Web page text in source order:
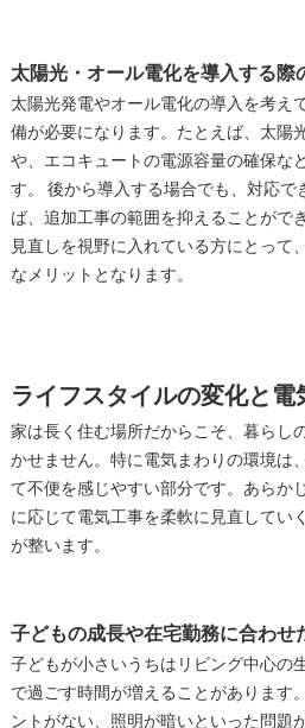
太陽光・オール電化を導入する際
太陽光発電やオール電化の導入を考え
備が必要になります。たとえば、太陽
や、エコキュートの電源容量の確保な
す。 後から導入する場合でも、対応
ば、追加工事の範囲を抑えることがで
見直しを視野に入れている方にとって
なメリットとなります。
ライフスタイルの変化と
家は長く住む場所だからこそ、暮らし
かせません。特に電気まわりの環境は
て不便を感じやすい部分です。あらか
に応じて電気工事を柔軟に見直してい
が整います。
子どもの成長や在宅勤務に合わせ
子どもが小さいうちはリビング中心の
で過ごす時間が増えることがあります
ントがない、照明が暗いといった問題